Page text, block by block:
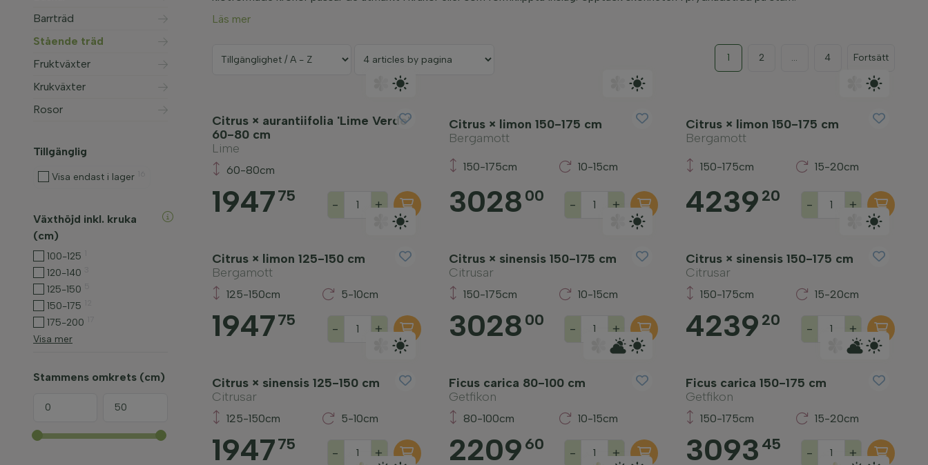
Barrträd
Stående träd
Fruktväxter
Krukväxter
Rosor
Tillgänglig
Visa endast i lager
Växthöjd inkl. kruka
(cm)
100-125
120-140
125-150
150-175
175-200
Visa mer
Stammens omkrets (cm)
Läs mer
1 2 ... 4 Fortsätt
Citrus × aurantiifolia 'Lime Verde'
60-80 cm
Lime
60-80cm
194775 - +
Citrus × limon 150-175 cm
Bergamott
150-175cm 10-15cm
3028 00 - +
Citrus × limon 150-175 cm
Bergamott
150-175cm 15-20cm
4239 20 - +
Citrus × limon 125-150 cm
Bergamott
125-150cm 5-10cm
194775 - +
Citrus × sinensis 150-175 cm
Citrusar
150-175cm 10-15cm
3028 00 - +
Citrus × sinensis 150-175 cm
Citrusar
150-175cm 15-20cm
4239 20 - +
Citrus × sinensis 125-150 cm
Citrusar
125-150cm 5-10cm
194775 - +
Ficus carica 80-100 cm
Getfikon
80-100cm 10-15cm
2209 60 - +
Ficus carica 150-175 cm
Getfikon
150-175cm 15-20cm
3093 45 - +